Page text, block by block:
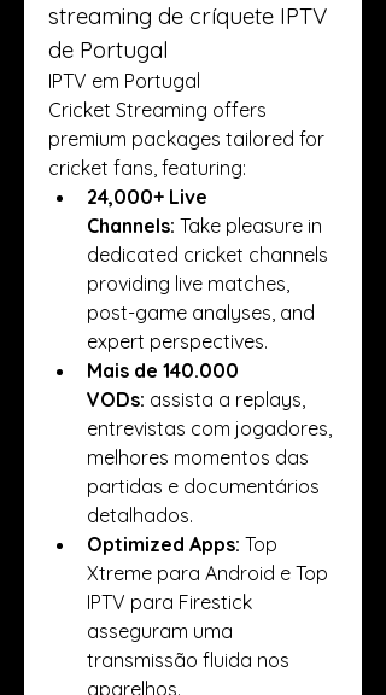
streaming de críquete IPTV
de Portugal
IPTV em Portugal
Cricket Streaming offers
premium packages tailored for
cricket fans, featuring:
24,000+ Live
Channels: Take pleasure in
dedicated cricket channels
providing live matches,
post-game analyses, and
expert perspectives.
Mais de 140.000
VODs: assista a replays,
entrevistas com jogadores,
melhores momentos das
partidas e documentários
detalhados.
Optimized Apps: Top
Xtreme para Android e Top
IPTV para Firestick
asseguram uma
transmissão fluida nos
aparelhos.